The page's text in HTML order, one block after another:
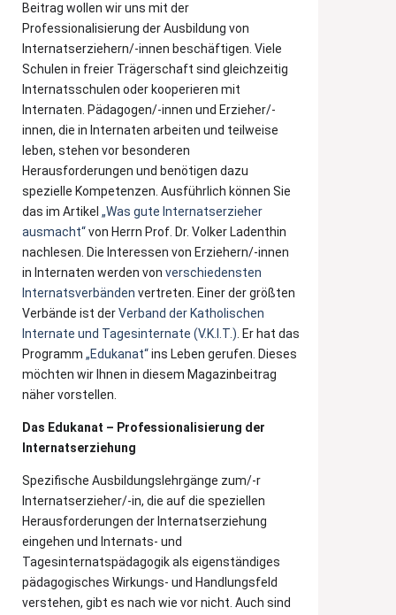
Beitrag wollen wir uns mit der
Professionalisierung der Ausbildung von
Internatserziehern/-innen beschäftigen. Viele
Schulen in freier Trägerschaft sind gleichzeitig
Internatsschulen oder kooperieren mit
Internaten. Pädagogen/-innen und Erzieher/-
innen, die in Internaten arbeiten und teilweise
leben, stehen vor besonderen
Herausforderungen und benötigen dazu
spezielle Kompetenzen. Ausführlich können Sie
das im Artikel „Was gute Internatserzieher
ausmacht“von Herrn Prof. Dr. Volker Ladenthin
nachlesen. Die Interessen von Erziehern/-innen
in Internaten werden von verschiedensten
Internatsverbänden vertreten. Einer der größten
Verbände ist derVerband der Katholischen
Internate und Tagesinternate (V.K.I.T.) . Er hat das
Programm „Edukanat“ins Leben gerufen. Dieses
möchten wir Ihnen in diesem Magazinbeitrag
näher vorstellen.
Das Edukanat – Professionalisierung der
Internatserziehung
Spezifische Ausbildungslehrgänge zum/-r
Internatserzieher/-in, die auf die speziellen
Herausforderungen der Internatserziehung
eingehen und Internats- und
Tagesinternatspädagogik als eigenständiges
pädagogisches Wirkungs- und Handlungsfeld
verstehen, gibt es nach wie vor nicht. Auch sind